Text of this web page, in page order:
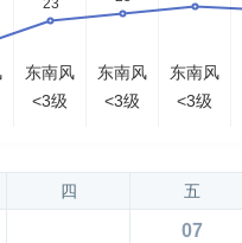
东南风
<3级
东南风
<3级
东南风
<3级
四 五
07